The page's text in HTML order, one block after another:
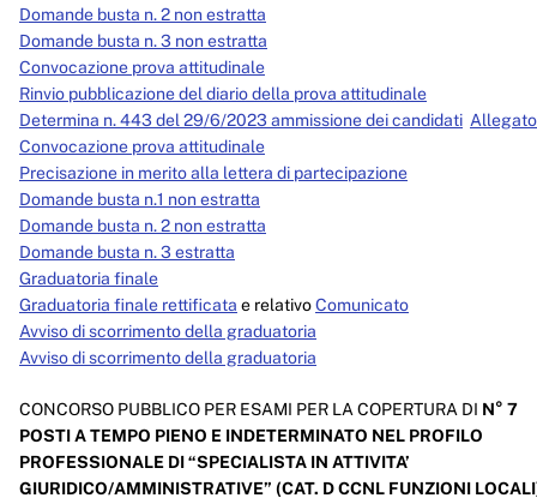
Domande busta n. 2 non estratta
Domande busta n. 3 non estratta
Convocazione prova attitudinale
Rinvio pubblicazione del diario della prova attitudinale
Determina n. 443 del 29/6/2023 ammissione dei candidati
Convocazione prova attitudinale
Precisazione in merito alla lettera di partecipazione
Domande busta n.1 non estratta
Domande busta n. 2 non estratta
Domande busta n. 3 estratta
Graduatoria finale
Graduatoria finale rettificata e relativoComunicato
Avviso di scorrimento della graduatoria
Avviso di scorrimento della graduatoria
CONCORSO PUBBLICO PER ESAMI PER LA COPERTURA DI N° 7
POSTI A TEMPO PIENO E INDETERMINATO NEL PROFILO
PROFESSIONALE DI “SPECIALISTA IN ATTIVITA’
GIURIDICO/AMMINISTRATIVE” (CAT. D CCNL FUNZIONI